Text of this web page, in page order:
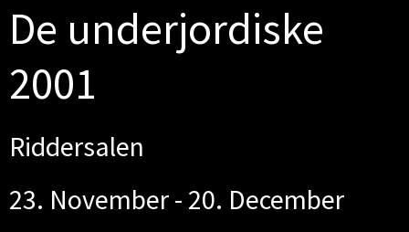
De underjordiske
2001
Riddersalen
23. November - 20. December